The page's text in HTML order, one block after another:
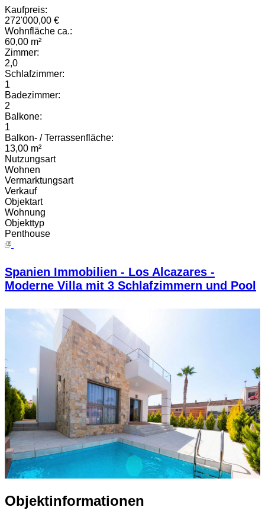
Kaufpreis:
272'000,00 €
Wohnfläche ca.:
60,00 m²
Zimmer:
2,0
Schlafzimmer:
1
Badezimmer:
2
Balkone:
1
Balkon- / Terrassenfläche:
13,00 m²
Nutzungsart
Wohnen
Vermarktungsart
Verkauf
Objektart
Wohnung
Objekttyp
Penthouse
Spanien Immobilien - Los Alcazares -
Moderne Villa mit 3 Schlafzimmern und Pool
Objektinformationen